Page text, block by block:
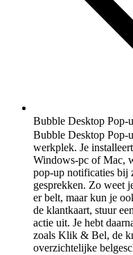
Bubble Desktop Pop-
Bubble Desktop Pop-
werkplek. Je
Windows-pc of Mac,
pop-up notificaties bij
gesprekken. Zo weet
er belt, maar kun je
de klantkaart, stuur
actie uit. Je hebt
zoals Klik & Bel, de
overzichtelijke